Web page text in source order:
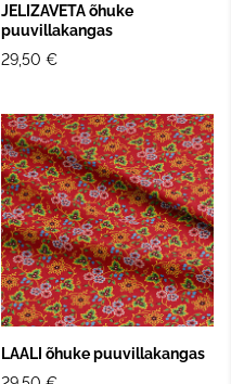
JELIZAVETA õhuke
puuvillakangas
29,50 €
LAALI õhuke puuvillakangas